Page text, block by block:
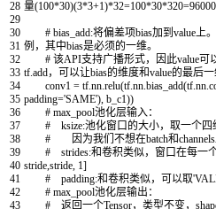
28
29
30
31
32
33
34
35
36
37
38
39
40
41
42
43
量
# bias_add:将偏差项bias加到value
例，其中bias是必须的一维。
# 该API支持广播形式，因此value
tf.add，可以让bias的维度和value的最后一
conv1 = tf nn relu(tf nn bias_add(tf nn
padding='SAME') b_c1))
# max_pool池化层输入：
# ksize:池化窗口的大小，取一个四
# 因为我们不想在batch和channels
# strides:和卷积类似，窗口在每一
stride,stride, 1]
# padding:和卷积类似，可以取
# max_pool池化层输出：
# 返回一个Tensor，类型不变，